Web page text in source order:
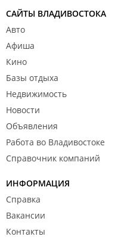
САЙТЫ ВЛАДИВОСТОКА
Авто
Афиша
Кино
Базы отдыха
Недвижимость
Новости
Объявления
Работа во Владивостоке
Справочник компаний
ИНФОРМАЦИЯ
Справка
Вакансии
Контакты